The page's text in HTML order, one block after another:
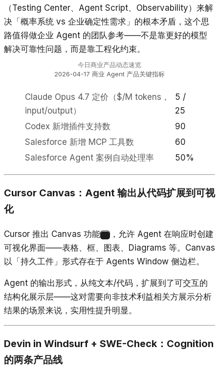
（Testing Center、Agent Script、Observability）来解
决「概率系统 vs 企业确定性需求」的根本矛盾，这个思
路值得做企业 Agent 的团队参考——不是靠更好的模型
解决可靠性问题，而是靠工程化约束。
今日商业产品动态速览
2026-04-17 商业 Agent 产品关键指标
Claude Opus 4.7 定价（$/M tokens，
input/output）
5 /
25
Codex 新增插件支持数
90
Salesforce 新增 MCP 工具数
60
Salesforce Agent 案例自动处理率
50%
Cursor Canvas：Agent 输出从代码扩展到可视
化
Cursor 推出 Canvas 功能
，允许 Agent 在响应时创建
可视化界面——表格、框、图表、Diagrams 等。Canvas
以「持久工件」形式存在于 Agents Window 侧边栏。
Agent 的输出形式，从纯文本/代码，扩展到了可交互的
结构化展示层——这对需要向非技术利益相关方展示分析
结果的场景来说，实用性提升明显。
Devin in Windsurf + SWE-Check：Cognition
的两条产品线